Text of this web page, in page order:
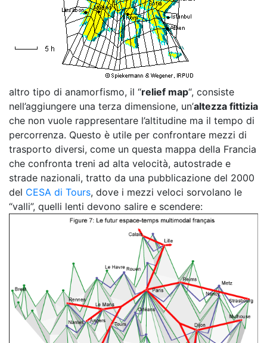
altro tipo di anamorfismo, il “relief map“, consiste
nell’aggiungere una terza dimensione, un’altezza fittizia
che non vuole rappresentare l’altitudine ma il tempo di
percorrenza. Questo è utile per confrontare mezzi di
trasporto diversi, come un questa mappa della Francia
che confronta treni ad alta velocità, autostrade e
strade nazionali, tratto da una pubblicazione del 2000
del CESA di Tours, dove i mezzi veloci sorvolano le
“valli”, quelli lenti devono salire e scendere: